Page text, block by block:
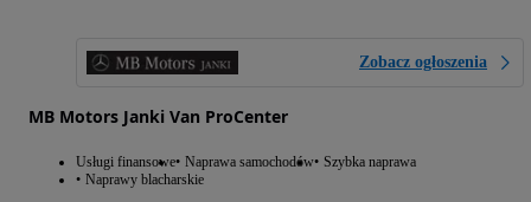
Zobacz ogłoszenia
MB Motors Janki Van ProCenter
Usługi finansowe Naprawa samochodów Szybka naprawa
Naprawy blacharskie